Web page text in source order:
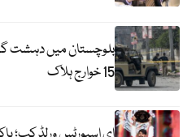
بلوچستان میں دہشت
15 خوارج ہلاک